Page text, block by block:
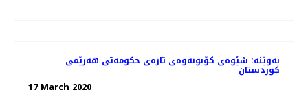
بەوێنە: شێوەی کۆبونەوەی تازەی حکومەتی هەرێمی
کوردستان
17 March 2020